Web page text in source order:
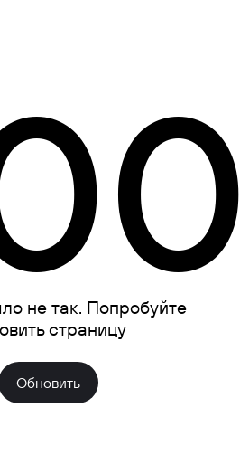
не так. Попробуйте
страницу
Обновить